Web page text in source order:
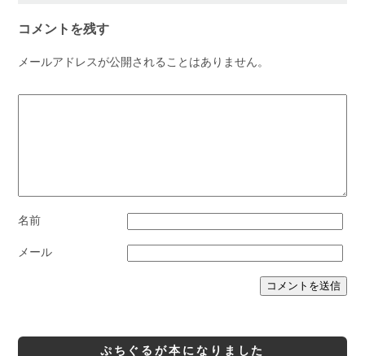
コメントを残す
メールアドレスが公開されることはありません。
名前
メール
ぷちぐるが本になりました